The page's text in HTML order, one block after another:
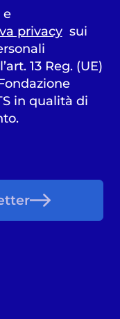
e
privacysui
13 Reg. (UE)
in qualità di